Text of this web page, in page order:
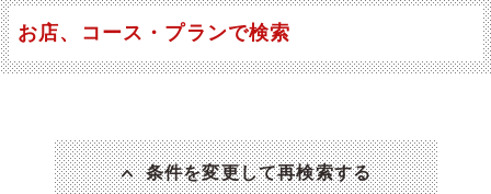
お店、コース・プランで検索
条件を変更して再検索する